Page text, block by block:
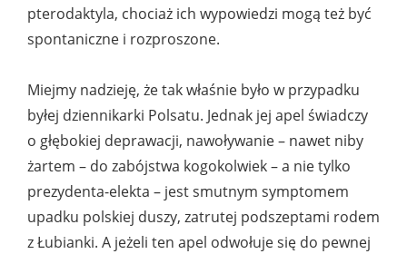
pterodaktyla, chociaż ich wypowiedzi mogą też być
spontaniczne i rozproszone.
Miejmy nadzieję, że tak właśnie było w przypadku
byłej dziennikarki Polsatu. Jednak jej apel świadczy
o głębokiej deprawacji, nawoływanie – nawet niby
żartem – do zabójstwa kogokolwiek – a nie tylko
prezydenta-elekta – jest smutnym symptomem
upadku polskiej duszy, zatrutej podszeptami rodem
z Łubianki. A jeżeli ten apel odwołuje się do pewnej